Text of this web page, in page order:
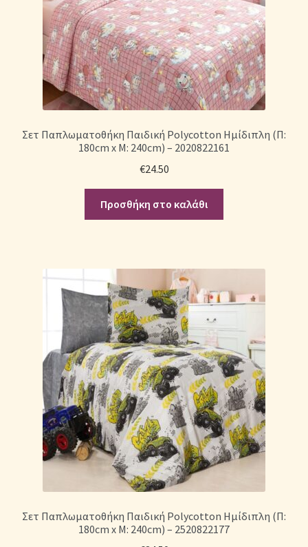
Σετ Παπλωματοθήκη Παιδική Polycotton Ημίδιπλη (Π:
180cm x Μ: 240cm) – 2020822161
€24.50
Προσθήκη στο καλάθι
Σετ Παπλωματοθήκη Παιδική Polycotton Ημίδιπλη (Π:
180cm x Μ: 240cm) – 2520822177